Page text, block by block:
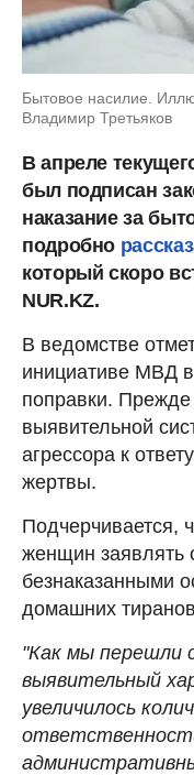
Бытовое насилие.
Владимир Третьяков
В апреле
был подписан
наказание за
подробно
который скоро
NUR.KZ.
В ведомстве
инициативе МВД
поправки. Прежде
выявительной
агрессора к
жертвы.
Подчерчивается,
женщин заявлять
безнаказанными
домашних
"Как мы перешли
выявительный
увеличилось